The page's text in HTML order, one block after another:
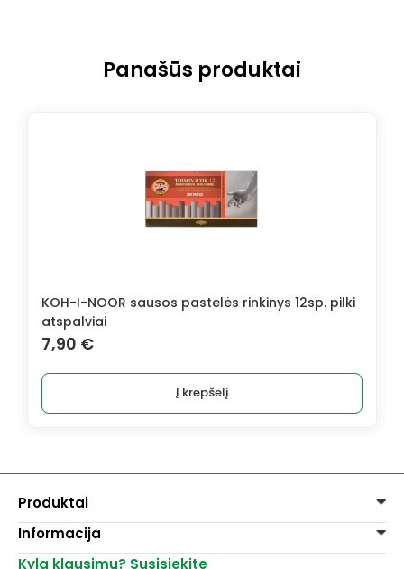
Panašūs produktai
KOH-I-NOOR sausos pastelės rinkinys 12sp. pilki
atspalviai
7,90 €
Į krepšelį
Produktai
Dažai
Dekoravimui
Informacija
Kyla klausimų? Susisiekite